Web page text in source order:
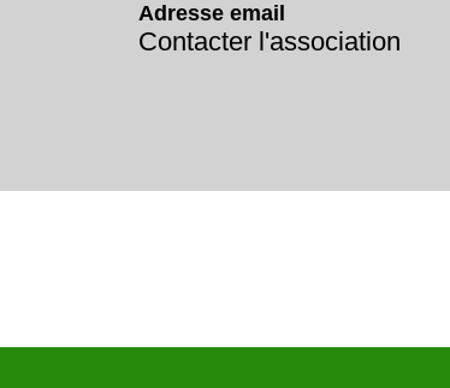
Adresse email
Contacter l'association